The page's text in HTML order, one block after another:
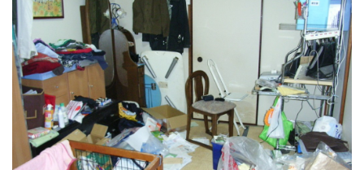
DOBRAVERO.HU
LATIMO.HU
GLOBOBOOK